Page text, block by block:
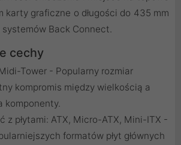
karty graficzne o długości do 435 mm
Back Connect.
cechy
Tower - Popularny rozmiar
kompromis między wielkością a
komponenty.
z płytami: ATX, Micro-ATX, Mini-ITX -
formatów płyt głównych